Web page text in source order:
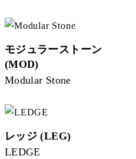
モジュラーストーン
(MOD)
Modular Stone
レッジ (LEG)
LEDGE